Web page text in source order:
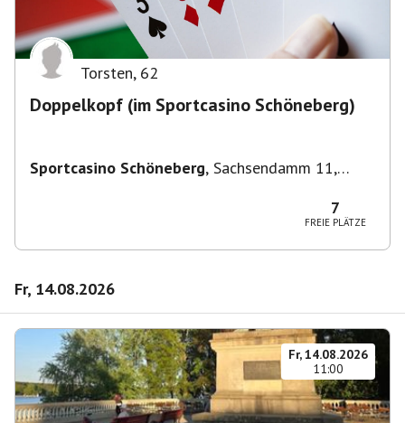
Torsten, 62
Doppelkopf (im Sportcasino Schöneberg)
Sportcasino Schöneberg, Sachsendamm 11,
7
FREIE PLÄTZE
Fr, 14.08.2026
Fr, 14.08.2026
11:00